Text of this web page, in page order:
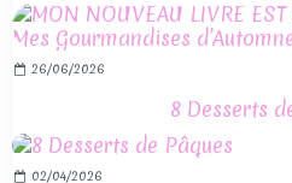
26/06/2026
8 Desserts
02/04/2026